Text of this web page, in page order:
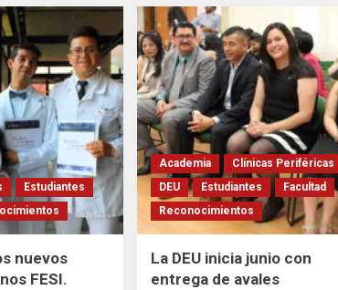
Estudiantes
nuevos
FESI.
Academia
Clínicas Periféricas
DEU
Estudiantes
Facultad
Reconocimientos
La DEU inicia junio con
entrega de avales